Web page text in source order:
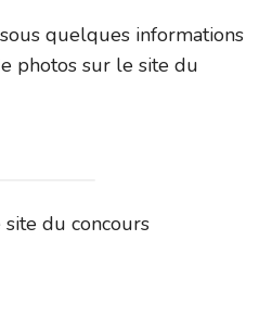
quelques informations
photos sur le site du
du concours